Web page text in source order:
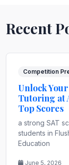
Recent
Competition
Unlock
Tutoring at
Top Scores
a strong SAT
students in
Education
June 5, 2026